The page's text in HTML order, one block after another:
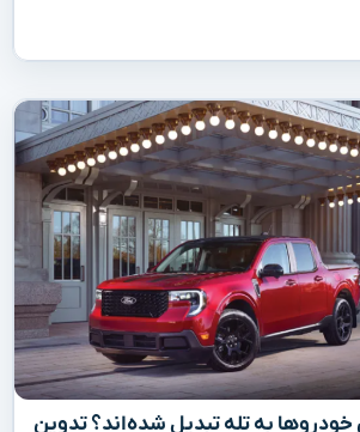
به تله تبدیل شده‌اند؟ تدوین